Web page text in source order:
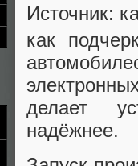
Источник:
как
делает
надёжнее.